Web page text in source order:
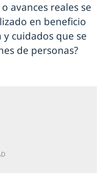
avances reales se
en beneficio
cuidados que se
de personas?